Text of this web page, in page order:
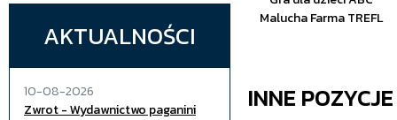
AKTUALNOŚCI
10-08-2026
Zwrot - Wydawnictwo paganini
Malucha Farma TREFL
INNE